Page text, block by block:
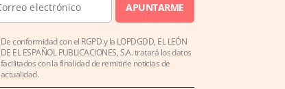
APUNTARME
De conformidad con el RGPD y la LOPDGDD, EL LEÓN
DE EL ESPAÑOL PUBLICACIONES, S.A. tratará los datos
facilitados con la finalidad de remitirle noticias de
actualidad.